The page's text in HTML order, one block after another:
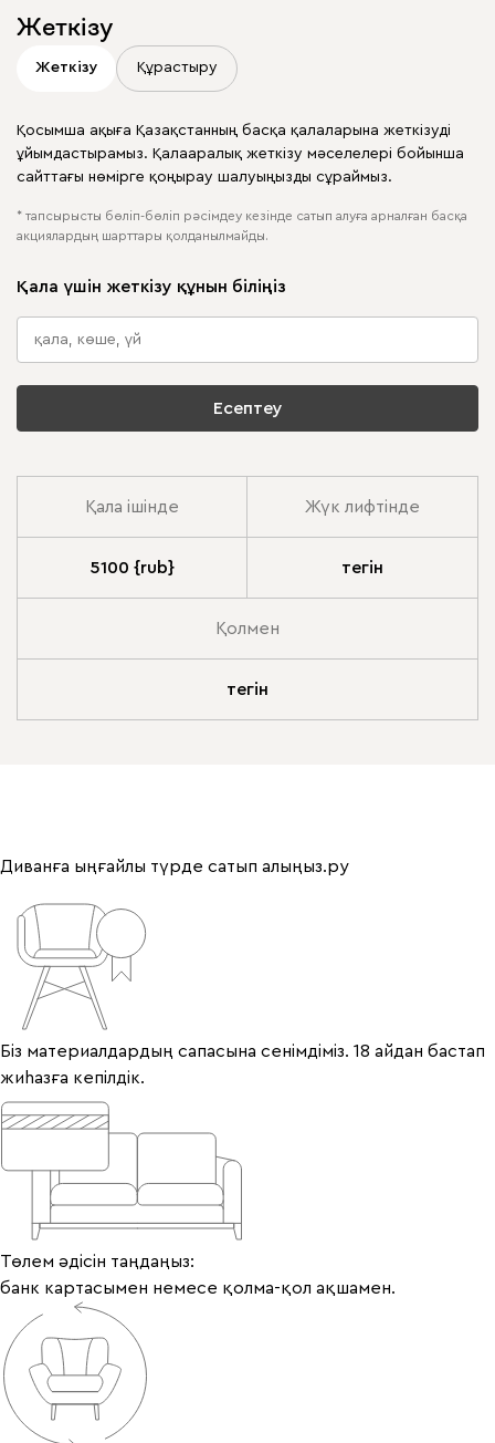
Жеткізу
Жеткізу Құрастыру
Қосымша ақыға Қазақстанның басқа қалаларына жеткізуді
ұйымдастырамыз. Қалааралық жеткізу мәселелері бойынша
сайттағы нөмірге қоңырау шалуыңызды сұраймыз.
* тапсырысты бөліп-бөліп рәсімдеу кезінде сатып алуға арналған басқа
акциялардың шарттары қолданылмайды.
Қала үшін жеткізу құнын біліңіз
Есептеу
Қала ішінде Жүк лифтінде
5100 {rub} тегін
Қолмен
тегін
Диванға ыңғайлы түрде сатып алыңыз.ру
Біз материалдардың сапасына сенімдіміз. 18 айдан бастап
жиһазға кепілдік.
Төлем әдісін таңдаңыз:
банк картасымен немесе қолма-қол ақшамен.